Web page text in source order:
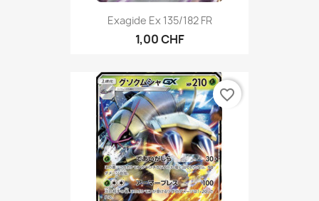
Exagide Ex 135/182 FR
1,00 CHF
favorite_border